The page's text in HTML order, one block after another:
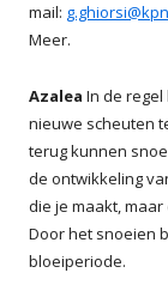
mail:
Meer.
Azalea In de
nieuwe scheuten
terug kunnen
de ontwikkeling
die je maakt,
Door het snoeien
bloeiperiode.